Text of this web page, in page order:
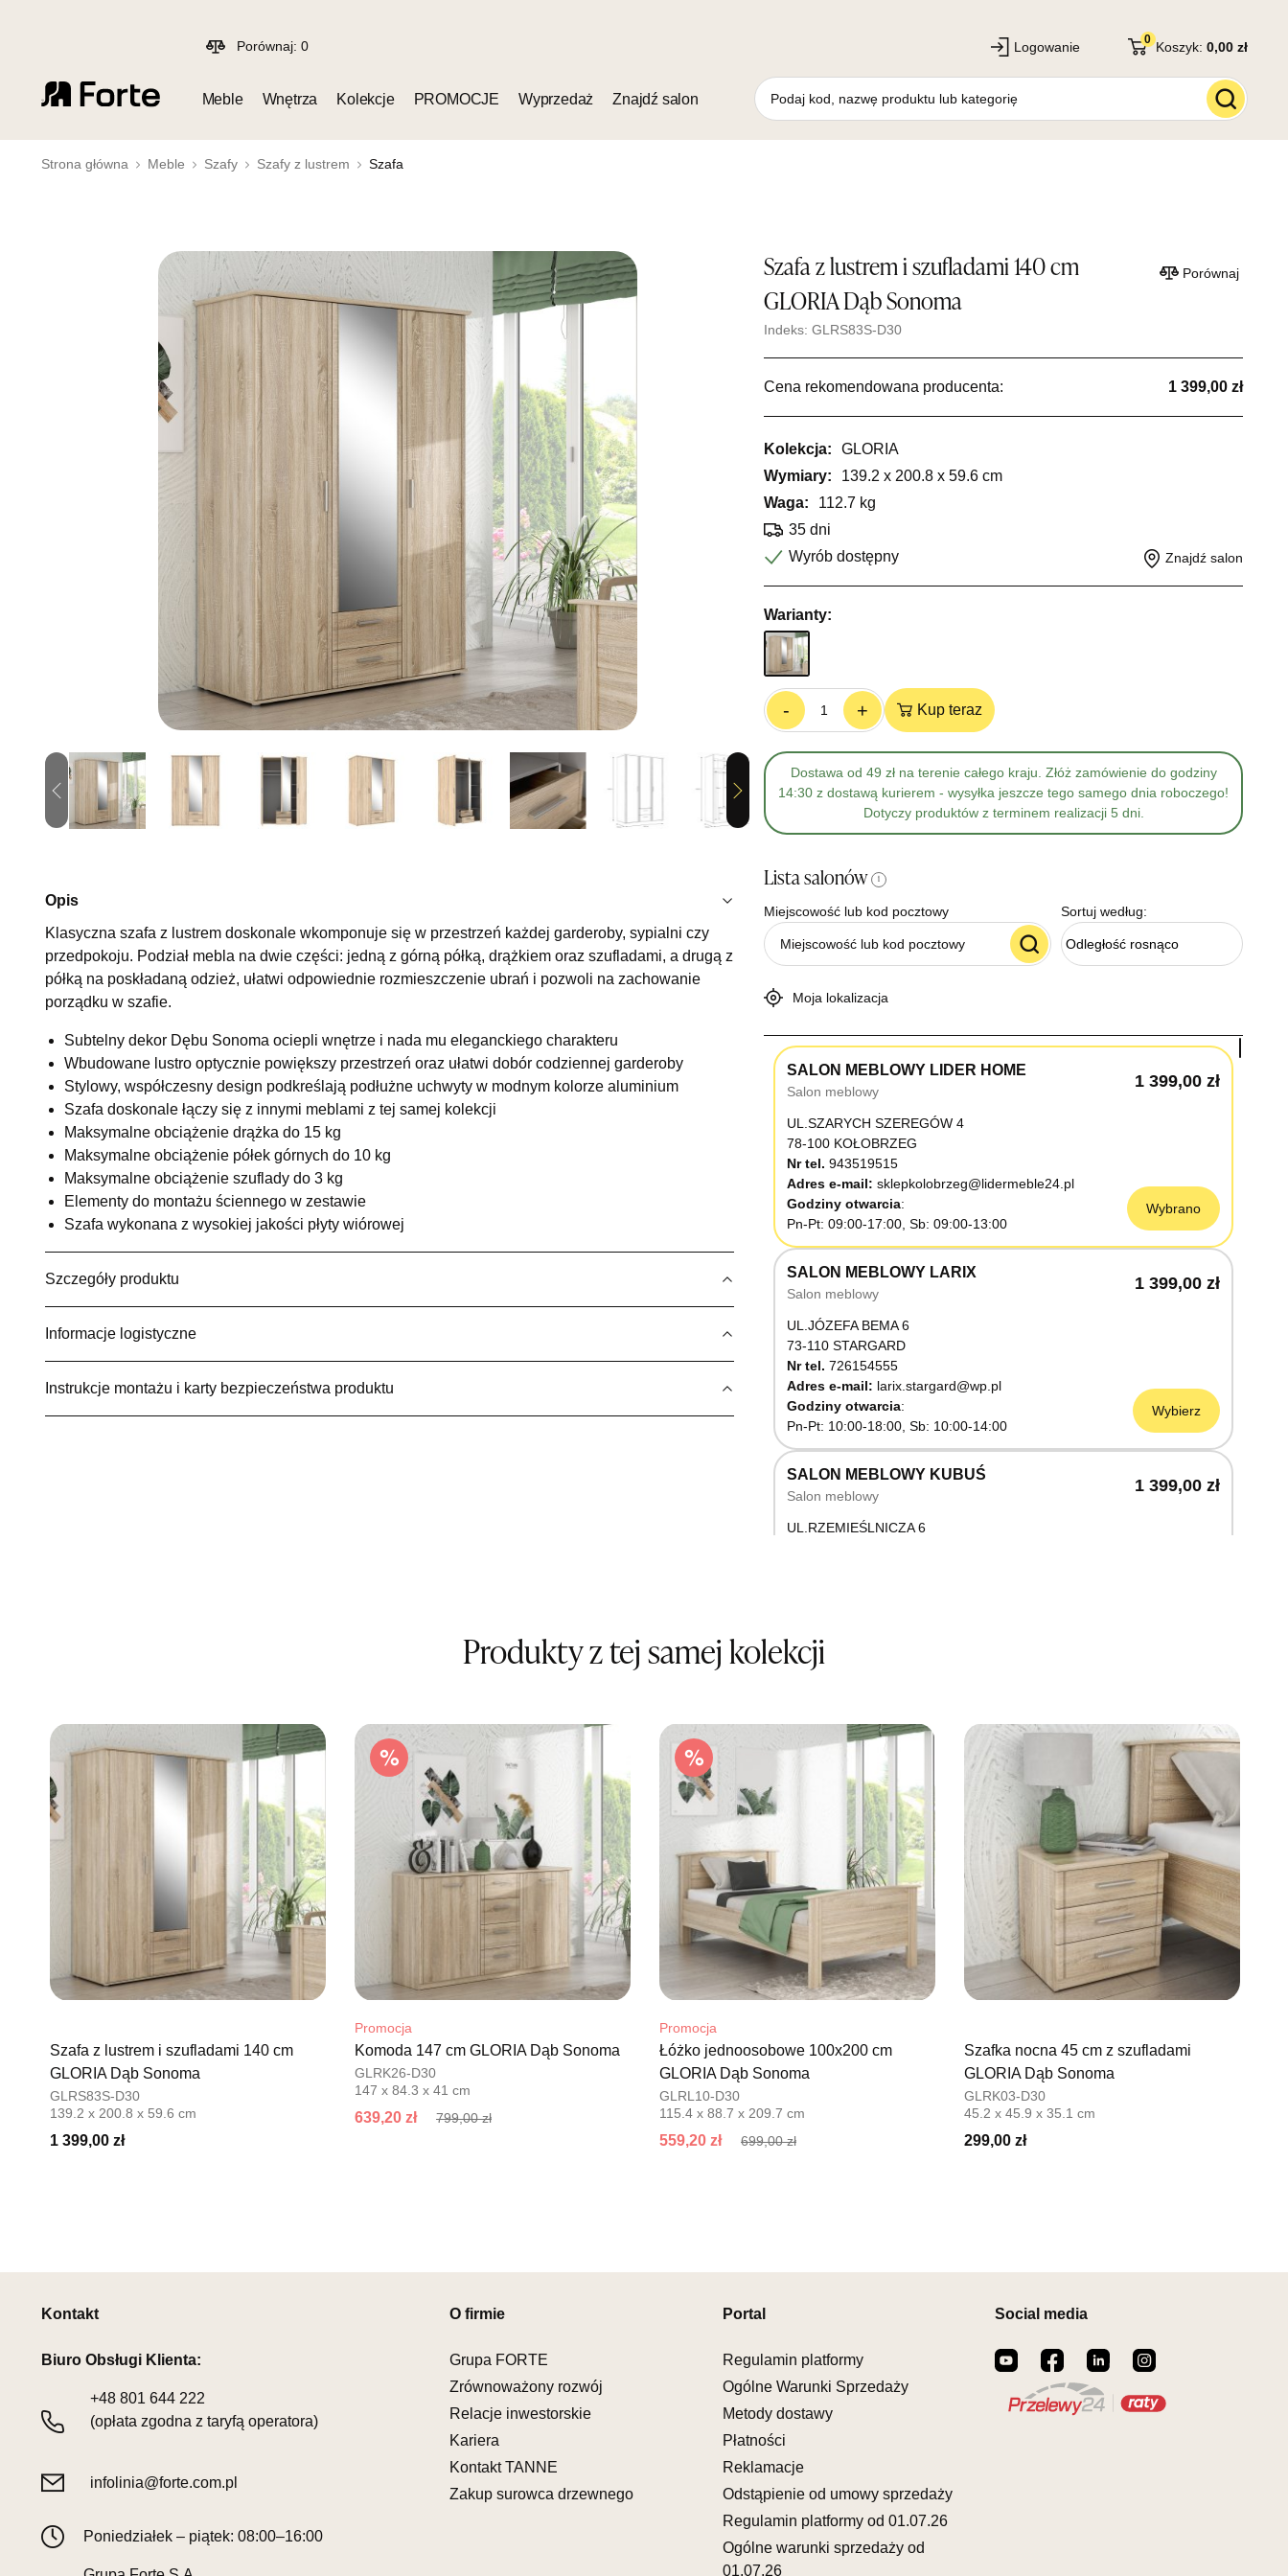
Porównaj: 0
Meble Wnętrza Kolekcje PROMOCJE Wyprzedaż Znajdź salon
Logowanie 0 Koszyk: 0,00 zł
Strona główna Meble Szafy Szafy z lustrem Szafa
Previous Next
Opis
Klasyczna szafa z lustrem doskonale wkomponuje się w przestrzeń każdej garderoby, sypialni czy
przedpokoju. Podział mebla na dwie części: jedną z górną półką, drążkiem oraz szufladami, a drugą z
półką na poskładaną odzież, ułatwi odpowiednie rozmieszczenie ubrań i pozwoli na zachowanie
porządku w szafie.
Subtelny dekor Dębu Sonoma ociepli wnętrze i nada mu eleganckiego charakteru
Wbudowane lustro optycznie powiększy przestrzeń oraz ułatwi dobór codziennej garderoby
Stylowy, współczesny design podkreślają podłużne uchwyty w modnym kolorze aluminium
Szafa doskonale łączy się z innymi meblami z tej samej kolekcji
Maksymalne obciążenie drążka do 15 kg
Maksymalne obciążenie półek górnych do 10 kg
Maksymalne obciążenie szuflady do 3 kg
Elementy do montażu ściennego w zestawie
Szafa wykonana z wysokiej jakości płyty wiórowej
Szczegóły produktu
Informacje logistyczne
Instrukcje montażu i karty bezpieczeństwa produktu
Szafa z lustrem i szufladami 140 cm
GLORIA Dąb Sonoma
Indeks: GLRS83S-D30
Porównaj
Cena rekomendowana producenta: 1 399,00 zł
Kolekcja:
GLORIA
Wymiary:
139.2 x 200.8 x 59.6 cm
Waga:
112.7 kg
35 dni
Wyrób dostępny
Znajdź salon
Warianty:
- + Kup teraz
Dostawa od 49 zł na terenie całego kraju. Złóż zamówienie do godziny
14:30 z dostawą kurierem - wysyłka jeszcze tego samego dnia roboczego!
Dotyczy produktów z terminem realizacji 5 dni.
Lista salonów i
Miejscowość lub kod pocztowy
Moja lokalizacja
Sortuj według:
Odległość rosnąco
SALON MEBLOWY LIDER HOME
Salon meblowy
UL.SZARYCH SZEREGÓW 4
78-100 KOŁOBRZEG
Nr tel. 943519515
Adres e-mail: sklepkolobrzeg@lidermeble24.pl
Godziny otwarcia
Pn-Pt: 09:00-17:00, Sb: 09:00-13:00
1 399,00 zł
Wybrano
SALON MEBLOWY LARIX
Salon meblowy
UL.JÓZEFA BEMA 6
73-110 STARGARD
Nr tel. 726154555
Adres e-mail: larix.stargard@wp.pl
Godziny otwarcia
Pn-Pt: 10:00-18:00, Sb: 10:00-14:00
1 399,00 zł
Wybierz
SALON MEBLOWY KUBUŚ
Salon meblowy
UL.RZEMIEŚLNICZA 6
1 399,00 zł
SALON MEBLOWY M JAK MEBLE
76-100 SŁAWNO
Nr tel.502668736
pph.catrin@wp.pl
Godziny otwarcia
Pn-Pt: 09:00-17:00, Sb: 09:00-13:00
Wybierz
SALON MEBLOWY MEBLE EXPO
Salon meblowy
UL.PLAC DĄBROWSKIEGO 3
76-200 SŁUPSK
Nr tel.
606350240
Adres e-mail:salon@mebleexpo.com.pl
Godziny otwarcia
1 399,00 zł
Wybierz
SALON MEBLOWY MEBLOSTYL
Salon meblowy
UL.PIONIERÓW 44
66-600 KROSNO ODRZAŃSKIE
Nr tel.67-3873822
Godziny otwarcia
Pn-Pt: 10:00-18:00, Sb: 10:00-14:00
1 399,00 zł
Wybierz
SALON MEBLOWY TED
Salon meblowy
UL.DWORCOWA 4
83-340 SIERAKOWICE
603580345
Produkty z tej samej kolekcji
Szafa z lustrem i szufladami 140 cm
GLORIA Dąb Sonoma
GLRS83S-D30
139.2 x 200.8 x 59.6 cm
1 399,00 zł
Promocja
Komoda 147 cm GLORIA Dąb Sonoma
GLRK26-D30
147 x 84.3 x 41 cm
639,20 zł 799,00 zł
Promocja
Łóżko jednoosobowe 100x200 cm
GLORIA Dąb Sonoma
GLRL10-D30
115.4 x 88.7 x 209.7 cm
559,20 zł 699,00 zł
Szafka nocna 45 cm z szufladami
GLORIA Dąb Sonoma
GLRK03-D30
45.2 x 45.9 x 35.1 cm
299,00 zł
Kontakt
Biuro Obsługi Klienta:
+48 801 644 222
(opłata zgodna z taryfą operatora)
infolinia@forte.com.pl
Poniedziałek – piątek: 08:00–16:00
O firmie
Grupa FORTE
Zrównoważony rozwój
Relacje inwestorskie
Kariera
Kontakt TANNE
Zakup surowca drzewnego
Portal
Regulamin platformy
Ogólne Warunki Sprzedaży
Metody dostawy
Płatności
Reklamacje
Odstąpienie od umowy sprzedaży
Regulamin platformy od 01.07.26
Ogólne warunki sprzedaży od
01.07.26
Social media